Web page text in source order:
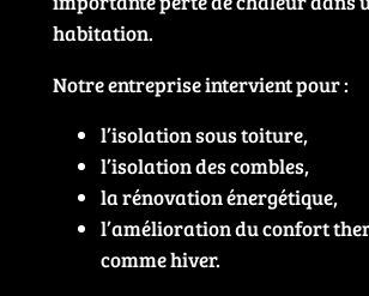
habitation.
Notre entreprise intervient pour :
l’isolation sous toiture,
l’isolation des combles,
la rénovation énergétique,
l’amélioration du confort
comme hiver.